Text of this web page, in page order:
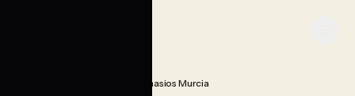
Seo Posicionamiento Gimnasios Murcia